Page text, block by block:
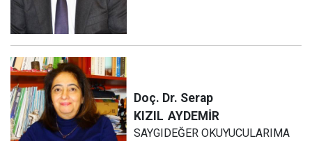
Doç. Dr. Serap
KIZIL AYDEMİR
SAYGIDEĞER OKUYUCULARIMA